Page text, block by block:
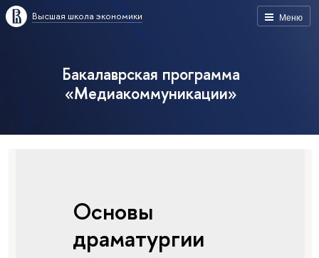
Меню
Высшая школа экономики
Бакалаврская программа
«Медиакоммуникации»
Основы
драматургии